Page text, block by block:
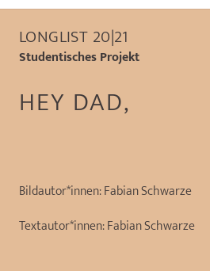
LONGLIST 20|21
Studentisches Projekt
HEY DAD,
Bildautor*innen:Fabian Schwarze
Textautor*innen:Fabian Schwarze